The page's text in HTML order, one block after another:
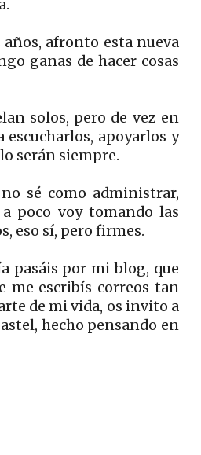
afronto esta nueva
ganas de hacer cosas
solos, pero de vez en
apoyarlos y
serán siempre.
sé como administrar,
poco voy tomando las
eso sí, pero firmes.
pasáis por mi blog, que
me escribís correos tan
de mi vida, os invito a
hecho pensando en